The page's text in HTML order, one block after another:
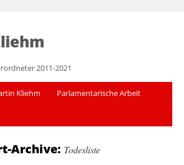
2011-2021
Kliehm Parlamentarische Arbeit
Archive: Todesliste